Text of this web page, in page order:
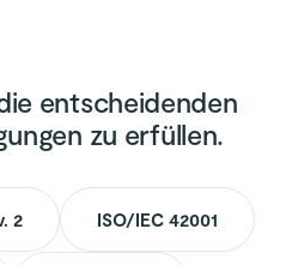
entscheidenden
zu erfüllen.
2 ISO/IEC 42001